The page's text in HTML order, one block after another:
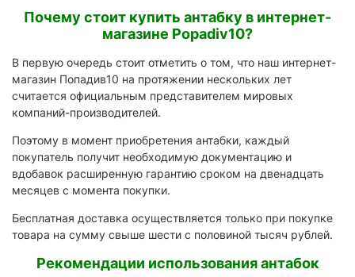
Почему стоит купить антабку в интернет-
магазине Popadiv10?
В первую очередь стоит отметить о том, что наш интернет-
магазин Попадив10 на протяжении нескольких лет
считается официальным представителем мировых
компаний-производителей.
Поэтому в момент приобретения антабки, каждый
покупатель получит необходимую документацию и
вдобавок расширенную гарантию сроком на двенадцать
месяцев с момента покупки.
Бесплатная доставка осуществляется только при покупке
товара на сумму свыше шести с половиной тысяч рублей.
Рекомендации использования антабок